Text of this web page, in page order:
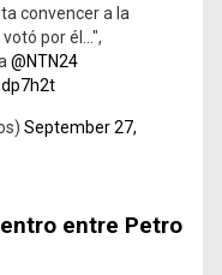
convencer a la
por él…",
@NTN24
September 27,
entre Petro